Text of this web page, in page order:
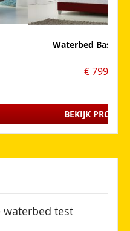
Waterbed Basic
€ 799,00
BEKIJK
waterbed test